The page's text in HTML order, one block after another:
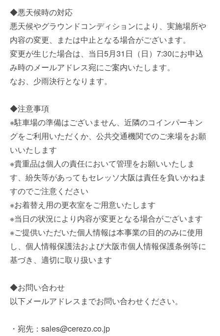
◆悪天候時の対応
悪天候やグラウンドコンディションにより、実施場所や
内容の変更、または中止となる場合がございます。
変更が生じた場合は、当日5月31日（日）7:30にお申込
み時のメールアドレス宛にご案内いたします。
なお、少雨決行となります。
◆注意事項
※駐車場の準備はございません、近隣のコインパーキン
グをご利用いただくか、公共交通機関でのご来場をお願
いいたします
※貴重品は個人の責任において管理をお願いいたしま
す、紛失等があってもセレッソ大阪は責任を負いかねま
すのでご注意ください
※お着替え用の更衣室をご用意いたします
※当日の状況により内容が変更となる場合がございます
※ご提供いただいた個人情報は本事業の目的のみに使用
し、個人情報保護法および大阪市個人情報保護条例等に
基づき、適切に取り扱います
◆お問い合わせ
以下メールアドレスまでお問い合わせください。
・宛先：sales@cerezo.co.jp